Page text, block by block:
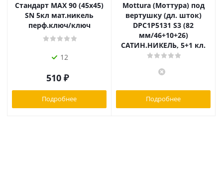
Стандарт MAX 90 (45х45)
SN 5кл мат.никель
перф.ключ/ключ
12
510 ₽
Подробнее
Mottura (Моттура) под
вертушку (дл. шток)
DPC1P5131 S3 (82
мм/46+10+26)
САТИН.НИКЕЛЬ, 5+1 кл.
Подробнее